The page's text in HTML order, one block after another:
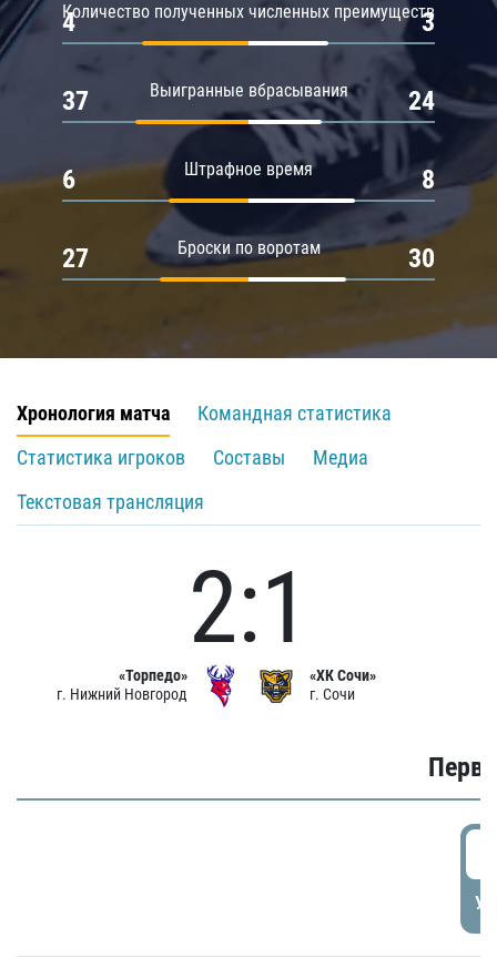
Количество полученных численных преимуществ
4 3
Выигранные вбрасывания
37 24
Штрафное время
6 8
Броски по воротам
27 30
Хронология матча
Командная статистика
Статистика игроков
Составы
Медиа
Текстовая трансляция
«Торпедо»
г. Нижний Новгород
2:1
«ХК Сочи»
г. Сочи